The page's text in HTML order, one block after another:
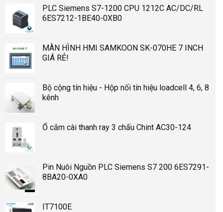
PLC Siemens S7-1200 CPU 1212C AC/DC/RL
6ES7212-1BE40-0XB0
MÀN HÌNH HMI SAMKOON SK-070HE 7 INCH
GIÁ RẺ!
Bộ cộng tín hiệu - Hộp nối tín hiệu loadcell 4, 6, 8
kênh
Ổ cắm cài thanh ray 3 chấu Chint AC30-124
Pin Nuôi Nguồn PLC Siemens S7 200 6ES7291-
8BA20-0XA0
IT7100E